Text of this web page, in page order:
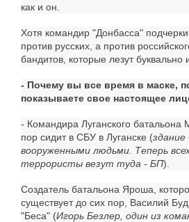
как и он.
Хотя командир "Донбасса"
против русских, а против
бандитов, которые лезут буквально
- Почему вы все время в маске,
показываете свое настоящее
- Командира Луганского батальона
пор сидит в СБУ в Луганске (здание
вооруженными людьми. Теперь
террористы везут туда - БП).
Создатель батальона Яроша,
существует до сих пор, Василий
"Беса" (Игорь Безлер, один из